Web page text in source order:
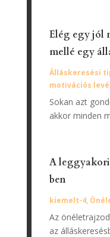
Elég egy jól
mellé egy
Álláskeresési
motivációs
Sokan azt
akkor minden
A
ben
kiemelt-4,
Az
az